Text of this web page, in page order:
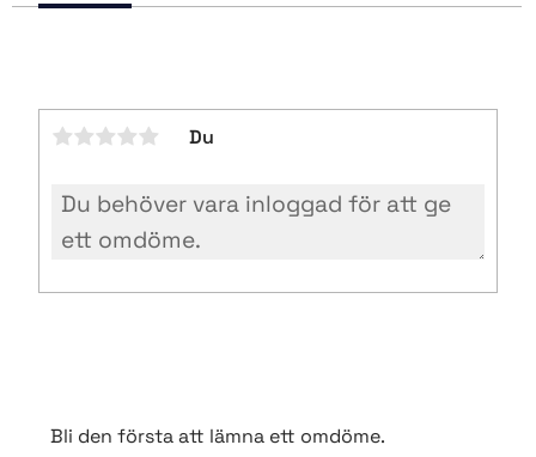
Du
Bli den första att lämna ett omdöme.